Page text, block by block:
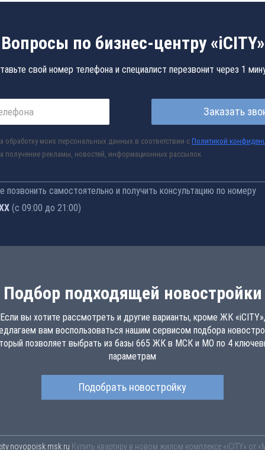
Вопросы по бизнес-центру «iCITY»
свой номер телефона и специалист перезвонит через 1
Заказать
обработку моих персональных данных в соответствии с Политикой
получение рекламы, новостей, информационных рассылок
самостоятельно и получить консультацию по номеру
(с 09:00 до 21:00)
Подбор подходящей новостройки
Если вы хотите рассмотреть и другие варианты, кроме ЖК «iCITY»,
вам воспользоваться нашим сервисом подбора
позволяет выбрать из базы 665 ЖК в МСК и МО по 4
параметрам
Подобрать новостройку
Купить квартиру в новом жилом комплексе «iCITY» от